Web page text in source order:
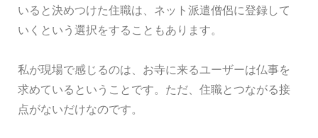
いると決めつけた住職は、ネット派遣僧侶に登録して
いくという選択をすることもあります。
私が現場で感じるのは、お寺に来るユーザーは仏事を
求めているということです。ただ、住職とつながる接
点がないだけなのです。